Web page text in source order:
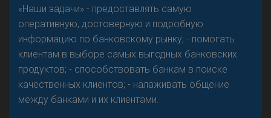
«Наши задачи» - предоставлять самую
оперативную, достоверную и подробную
информацию по банковскому рынку; - помогать
клиентам в выборе самых выгодных банковских
продуктов; - способствовать банкам в поиске
качественных клиентов; - налаживать общение
между банками и их клиентами.